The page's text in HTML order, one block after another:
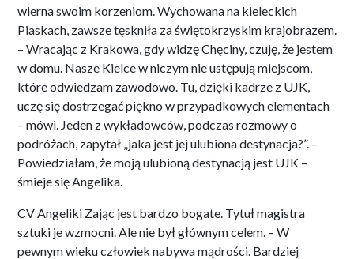
wierna swoim korzeniom. Wychowana na kieleckich
Piaskach, zawsze tęskniła za świętokrzyskim krajobrazem.
– Wracając z Krakowa, gdy widzę Chęciny, czuję, że jestem
w domu. Nasze Kielce w niczym nie ustępują miejscom,
które odwiedzam zawodowo. Tu, dzięki kadrze z UJK,
uczę się dostrzegać piękno w przypadkowych elementach
– mówi. Jeden z wykładowców, podczas rozmowy o
podróżach, zapytał „jaka jest jej ulubiona destynacja?”. –
Powiedziałam, że moją ulubioną destynacją jest UJK –
śmieje się Angelika.
CV Angeliki Zając jest bardzo bogate. Tytuł magistra
sztuki je wzmocni. Ale nie był głównym celem. – W
pewnym wieku człowiek nabywa mądrości. Bardziej